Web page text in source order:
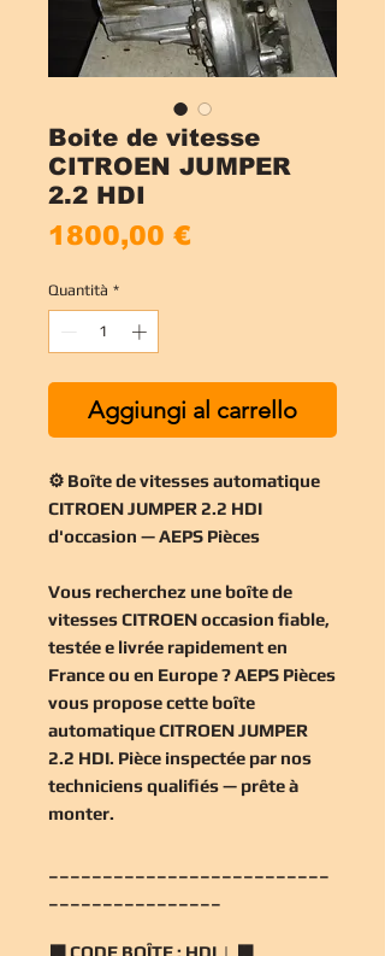
Boite de vitesse
CITROEN JUMPER
2.2 HDI
1800,00 €
Quantità *
Aggiungi al carrello
⚙️ Boîte de vitesses automatique
CITROEN JUMPER 2.2 HDI
d'occasion — AEPS Pièces
Vous recherchez une boîte de
vitesses CITROEN occasion fiable,
testée e livrée rapidement en
France ou en Europe ? AEPS Pièces
vous propose cette boîte
automatique CITROEN JUMPER
2.2 HDI. Pièce inspectée par nos
techniciens qualifiés — prête à
monter.
🟧CODE BOÎTE : HDI | 🟧